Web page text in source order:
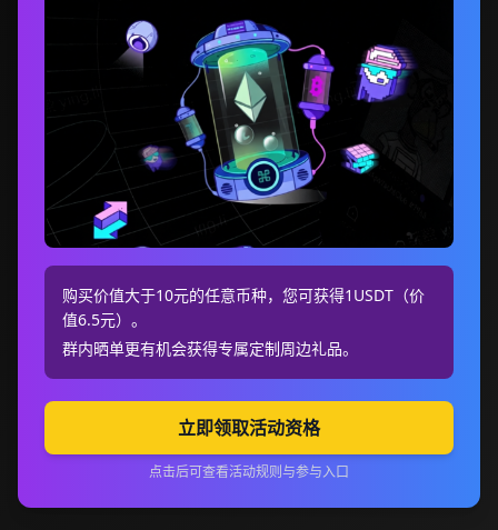
购买价值大于10元的任意币种，您可获得1USDT（价
值6.5元）。
群内晒单更有机会获得专属定制周边礼品。
立即领取活动资格
点击后可查看活动规则与参与入口